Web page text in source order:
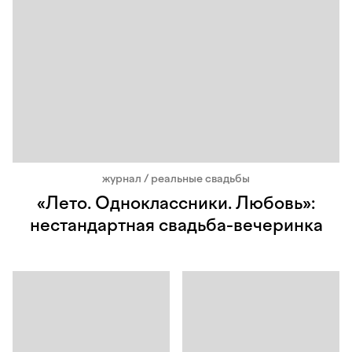
журнал / реальные свадьбы
«Лето. Одноклассники. Любовь»:
нестандартная свадьба-вечеринка